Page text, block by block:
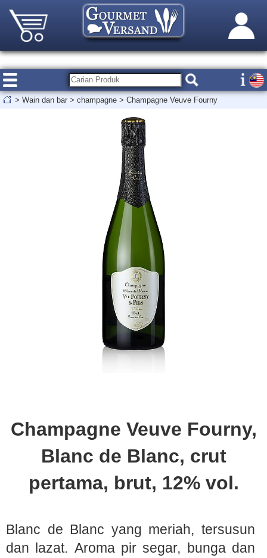
> Wain dan bar > champagne > Champagne Veuve Fourny
Champagne Veuve Fourny,
Blanc de Blanc, crut
pertama, brut, 12% vol.
Blanc de Blanc yang meriah, tersusun
dan lazat. Aroma pir segar, bunga dan